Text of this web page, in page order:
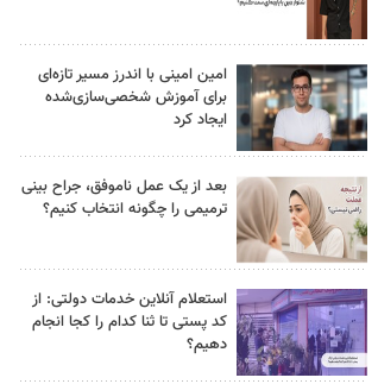
امین امینی با اندرز مسیر تازه‌ای
برای آموزش شخصی‌سازی‌شده
ایجاد کرد
بعد از یک عمل ناموفق، جراح بینی
ترمیمی را چگونه انتخاب کنیم؟
استعلام آنلاین خدمات دولتی: از
کد پستی تا ثنا کدام را کجا انجام
دهیم؟